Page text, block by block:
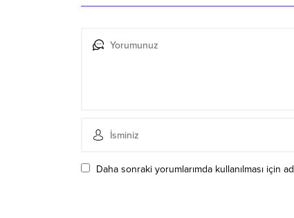
Daha sonraki yorumlarımda kullanılması için